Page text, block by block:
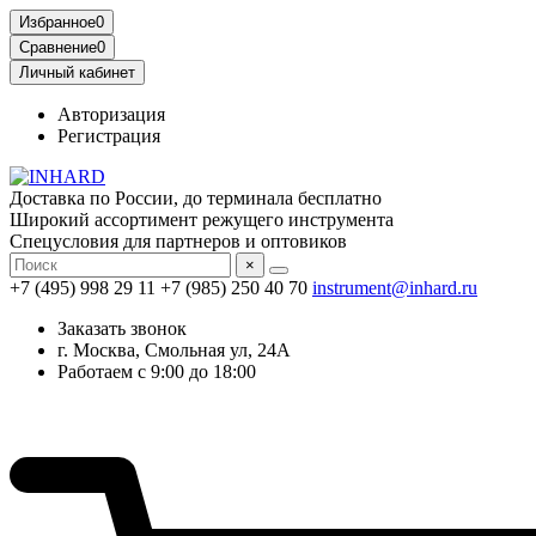
Избранное0
Сравнение0
Личный кабинет
Авторизация
Регистрация
Доставка по России, до терминала бесплатно
Широкий ассортимент режущего инструмента
Спецусловия для партнеров и оптовиков
×
+7 (495) 998 29 11 +7 (985) 250 40 70 instrument@inhard.ru
Заказать звонок
г. Москва, Смольная ул, 24А
Работаем с 9:00 до 18:00